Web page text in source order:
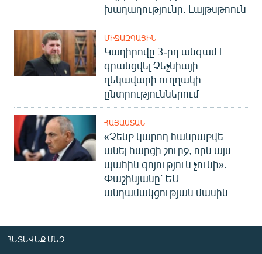
խաղաղությունը. Լայթսթոուն
ՄԻՋԱԶԳԱՅԻՆ
Կադիրովը 3-րդ անգամ է
գրանցվել Չեչնիայի
ղեկավարի ուղղակի
ընտրություններում
ՀԱՅԱՍՏԱՆ
«Չենք կարող հանրաքվե
անել հարցի շուրջ, որն այս
պահին գոյություն չունի»․
Փաշինյանը՝ ԵՄ
անդամակցության մասին
ՀԵՏԵՎԵՔ ՄԵԶ